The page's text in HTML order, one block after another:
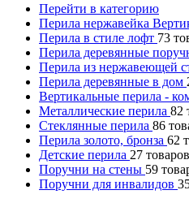
Перейти в категорию
Перила нержавейка
Перила в стиле лофт 73
Перила деревянные
Перила из нержавеющей
Перила деревянные в дом
Вертикальные перила -
Металлические перила 82
Стеклянные перила 86
Перила золото, бронза 62
Детские перила 27 товаров
Поручни на стены 59
Поручни для инвалидов